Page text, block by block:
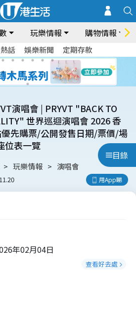
玩樂情報 購物情報
話 娛樂新聞 定期存款
目錄
演唱會 | PRYVT "BACK TO
世界巡迴演唱會 2026 香
先購票/公開發售日期/票價/場
位表一覽
玩樂情報 演唱會
用App睇
年02月04日
查看好去處